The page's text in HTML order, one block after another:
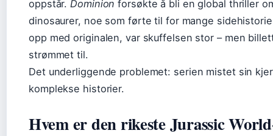
oppstår.Dominion forsøkte å bli en global thriller
dinosaurer, noe som førte til for mange
opp med originalen, var skuffelsen stor – men
strømmet til.
Det underliggende problemet: serien mistet sin
komplekse historier.
Hvem er den rikeste Jurassic